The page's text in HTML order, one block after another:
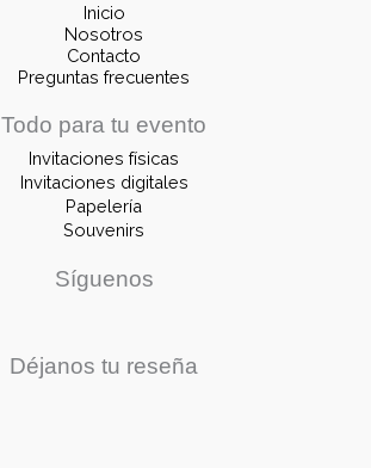
Inicio
Nosotros
Contacto
Preguntas frecuentes
Todo para tu evento
Invitaciones físicas
Invitaciones digitales
Papelería
Souvenirs
Síguenos
Déjanos tu reseña